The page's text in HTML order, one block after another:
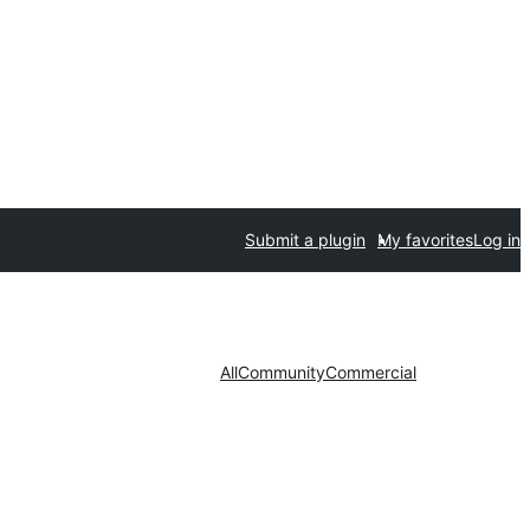
Submit a plugin My favoritesLog in
AllCommunityCommercial